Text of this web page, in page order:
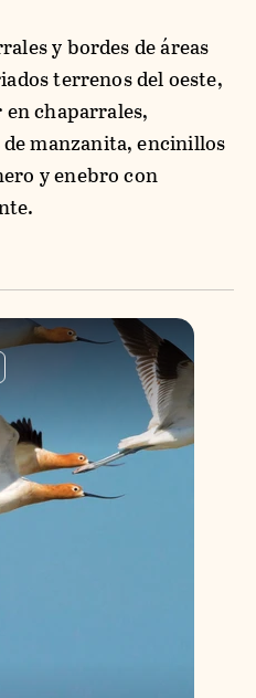
y bordes de áreas
terrenos del oeste,
chaparrales,
manzanita, encinillos
y enebro con